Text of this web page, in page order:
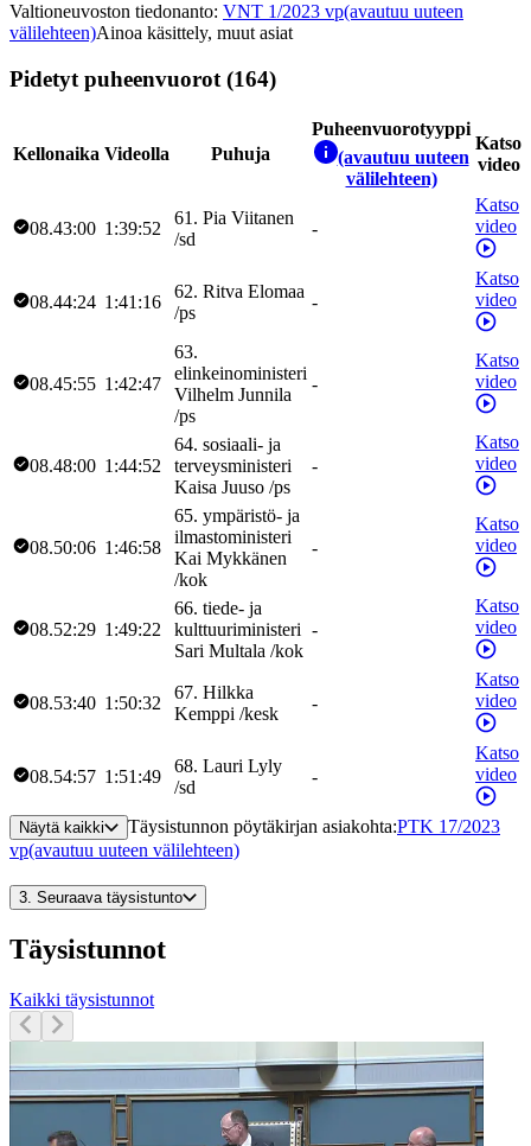
Valtioneuvoston tiedonanto: VNT 1/2023 vp(avautuu uuteen
välilehteen)Ainoa käsittely, muut asiat
Pidetyt puheenvuorot (164)
Kellonaika Videolla Puhuja
Puheenvuorotyyppi
(avautuu uuteen
välilehteen)
Katso
video
08.43:00 1:39:52
61 . Pia Viitanen
/sd
-
Katso
video
08.44:24 1:41:16
62. Ritva Elomaa
/ps
-
Katso
video
08.45:55 1:42:47
63.
elinkeinoministeri
Vilhelm Junnila
/ps
-
Katso
video
08.48:00 1:44:52
64. sosiaali- ja
terveysministeri
Kaisa Juuso /ps
-
Katso
video
08.50:06 1:46:58
65. ympäristö- ja
ilmastoministeri
Kai Mykkänen
/kok
-
Katso
video
08.52:29 1:49:22
66. tiede- ja
kulttuuriministeri
Sari Multala /kok
-
Katso
video
08.53:40 1:50:32
67. Hilkka
Kemppi /kesk
-
Katso
video
08.54:57 1:51:49
68. Lauri Lyly
/sd
-
Katso
video
Näytä kaikki Täysistunnon pöytäkirjan asiakohta:PTK 17/2023
vp(avautuu uuteen välilehteen)
3. Seuraava täysistunto
Täysistunnot
Kaikki täysistunnot